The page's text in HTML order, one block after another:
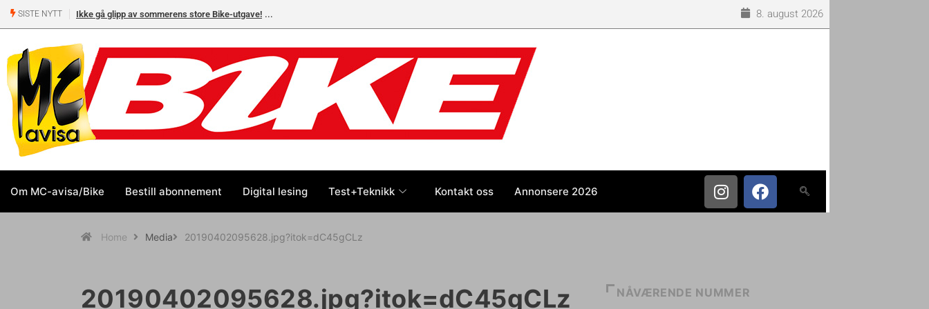
SISTE NYTT Ikke gå glipp av sommerens store Bike-utgave! 8. august 2026
Om MC-avisa/Bike Bestill abonnement Digital lesing Test+Teknikk Kontakt oss Annonsere 2026
Home Media 20190402095628.jpg?itok=dC45gCLz
20190402095628.jpg?itok=dC45gCLz NÅVÆRENDE NUMMER